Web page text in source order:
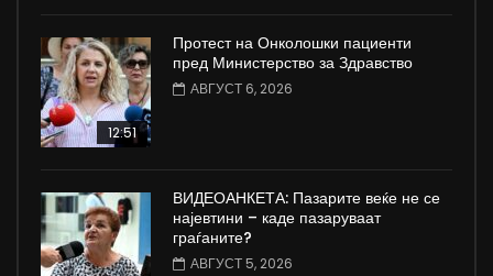
12:51
Протест на Онколошки пациенти
пред Министерство за Здравство
АВГУСТ 6, 2026
ВИДЕОАНКЕТА: Пазарите веќе не се
најевтини – каде пазаруваат
граѓаните?
АВГУСТ 5, 2026